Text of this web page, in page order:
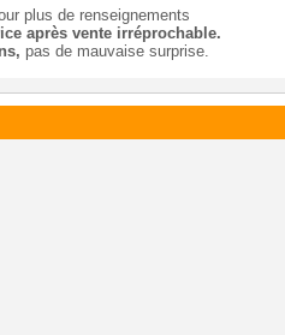
plus de renseignements
après vente irréprochable.
pas de mauvaise surprise.